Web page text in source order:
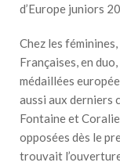
d’Europe juniors
Chez les
Françaises, en
médaillées
aussi aux derniers
Fontaine et
opposées dès le
trouvait